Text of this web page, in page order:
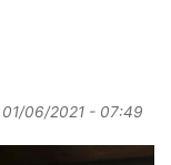
01/06/2021 - 07:49